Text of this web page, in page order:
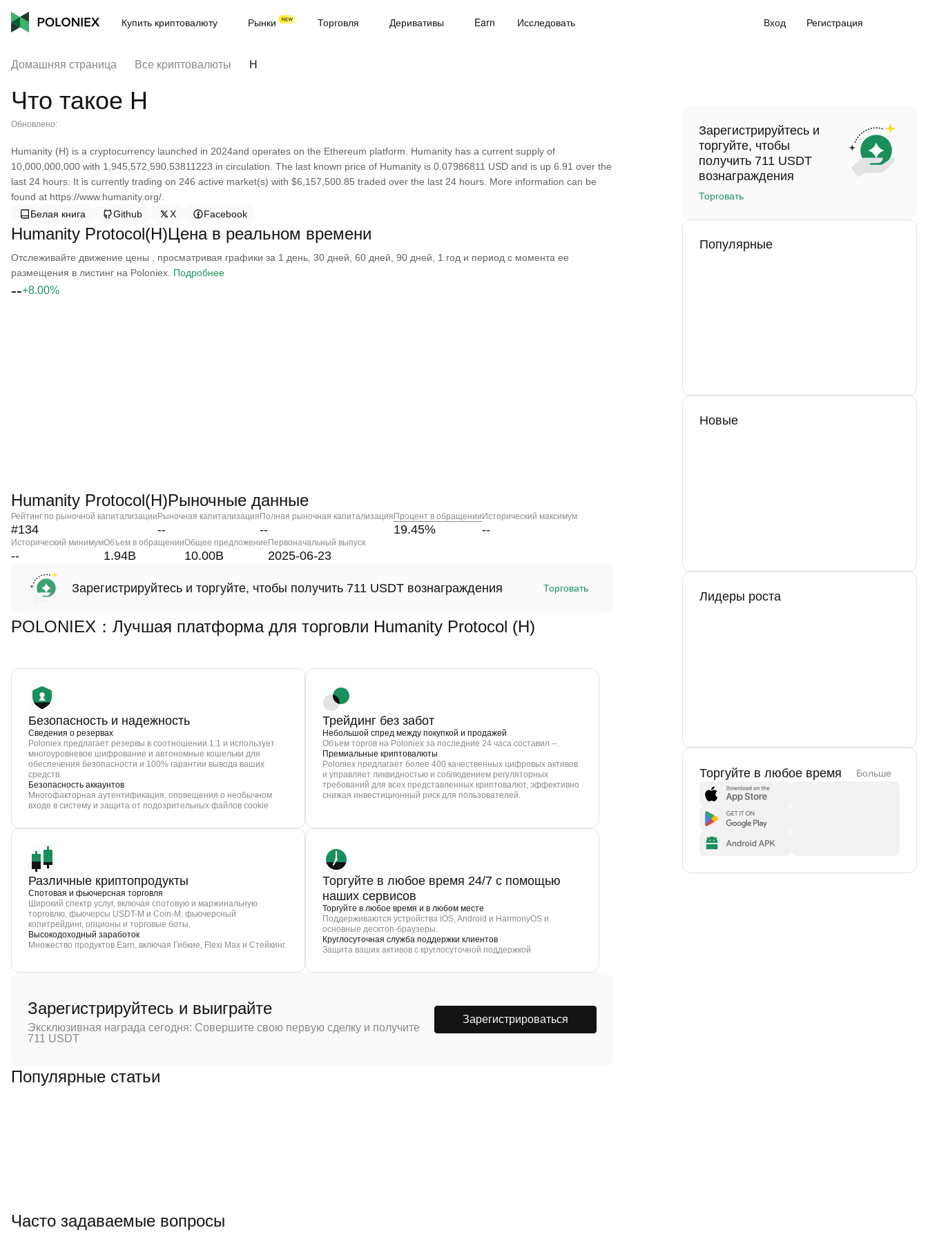
Купить криптовалюту Рынки Торговля Деривативы Earn Исследовать Вход Регистрация
Домашняя страница Все криптовалюты H
Что такое H
Обновлено:
Humanity (H) is a cryptocurrency launched in 2024and operates on the Ethereum platform. Humanity has a current supply of
10,000,000,000 with 1,945,572,590.53811223 in circulation. The last known price of Humanity is 0.07986811 USD and is up 6.91 over the
last 24 hours. It is currently trading on 246 active market(s) with $6,157,500.85 traded over the last 24 hours. More information can be
found at https://www.humanity.org/.
Белая книга
Github X Facebook
Humanity Protocol(H)Цена в реальном времени
Отслеживайте движение цены , просматривая графики за 1 день, 30 дней, 60 дней, 90 дней, 1 год и период с момента ее
размещения в листинг на Poloniex. Подробнее
--+8.00%
Humanity Protocol(H)Рыночные данные
Рейтинг по рыночной капитализации
#134
Рыночная капитализация
--
Полная рыночная капитализация
--
Процент в обращении
19.45%
Исторический максимум
--
Исторический минимум
--
Объем в обращении
1.94B
Общее предложение
10.00B
Первоначальный выпуск
2025-06-23
Зарегистрируйтесь и торгуйте, чтобы получить 711 USDT вознаграждения Торговать
POLONIEX：Лучшая платформа для торговли Humanity Protocol (H)
Безопасность и надежность
Сведения о резервах
Poloniex предлагает резервы в соотношении 1:1 и использует
многоуровневое шифрование и автономные кошельки для
обеспечения безопасности и 100% гарантии вывода ваших
средств.
Безопасность аккаунтов
Многофакторная аутентификация, оповещения о необычном
входе в систему и защита от подозрительных файлов cookie
Трейдинг без забот
Небольшой спред между покупкой и продажей
Объем торгов на Poloniex за последние 24 часа составил --.
Премиальные криптовалюты
Poloniex предлагает более 400 качественных цифровых активов
и управляет ликвидностью и соблюдением регуляторных
требований для всех представленных криптовалют, эффективно
снижая инвестиционный риск для пользователей.
Различные криптопродукты
Спотовая и фьючерсная торговля
Широкий спектр услуг, включая спотовую и маржинальную
торговлю, фьючерсы USDT-M и Coin-M, фьючерсный
копитрейдинг, опционы и торговые боты.
Высокодоходный заработок
Множество продуктов Earn, включая Гибкие, Flexi Max и Стейкинг.
Торгуйте в любое время 24/7 с помощью
наших сервисов
Торгуйте в любое время и в любом месте
Поддерживаются устройства iOS, Android и HarmonyOS и
основные десктоп-браузеры.
Круглосуточная служба поддержки клиентов
Защита ваших активов с круглосуточной поддержкой
Зарегистрируйтесь и выиграйте
Эксклюзивная награда сегодня: Совершите свою первую сделку и получите
711 USDT
Зарегистрироваться
Популярные статьи
Часто задаваемые вопросы
Зарегистрируйтесь и
торгуйте, чтобы
получить 711 USDT
вознаграждения
Торговать
Популярные
Новые
Лидеры роста
Торгуйте в любое время Больше